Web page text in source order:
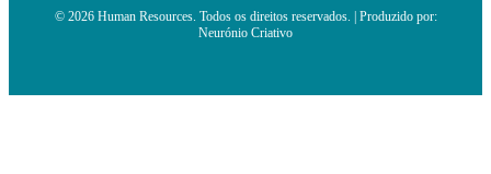
© 2026 Human Resources. Todos os direitos reservados. | Produzido por:
Neurónio Criativo